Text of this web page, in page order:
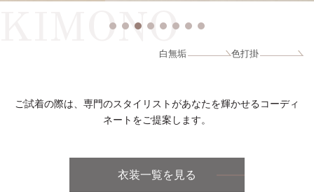
KIMONO
白無垢 色打掛
ご試着の際は、専門のスタイリストがあなたを輝かせるコーディ
ネートをご提案します。
衣装一覧を見る